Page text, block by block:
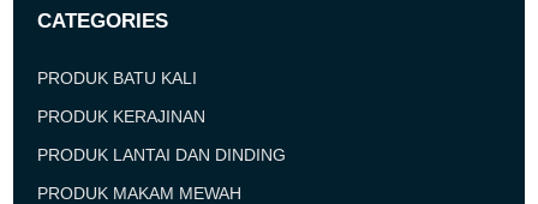
CATEGORIES
PRODUK BATU KALI
PRODUK KERAJINAN
PRODUK LANTAI DAN DINDING
PRODUK MAKAM MEWAH